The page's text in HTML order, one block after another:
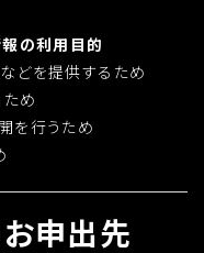
の利用目的
どを提供するため
め
を行うため
お申出先